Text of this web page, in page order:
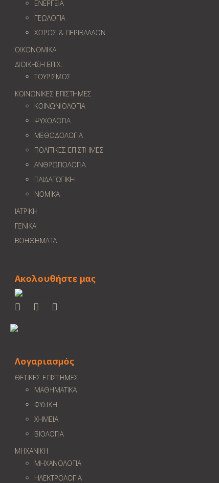
ΕΝΕΡΓΕΙΑ
ΓΕΩΛOΓΙΑ
ΧΩΡΟΣ & ΠΕΡΙΒΑΛΛΟΝ
ΟΙΚΟΝΟΜΙΚΑ
ΔΙΟΙΚΗΣΗ ΕΠΙΧ.
ΤΟΥΡΙΣΜΟΣ
ΚΟΙΝΩΝΙΚΕΣ ΕΠΙΣΤΗΜΕΣ
ΚΟΙΝΩΝΙΟΛΟΓΙΑ
ΨΥΧΟΛΟΓΙΑ
ΜΕΘΟΔΟΛΟΓΙΑ
ΠΟΛΙΤΙΚΕΣ ΕΠΙΣΤΗΜΕΣ
ΑΝΘΡΩΠΟΛΟΓΙΑ
ΠΑΙΔΑΓΩΓΙΚΗ
ΝΟΜΙΚΑ
ΙΑΤΡΙΚΗ
ΓΕΝΙΚΑ
ΒΟΗΘΗΜΑΤΑ
Ακολουθήστε μας
Λογαριασμός
ΘΕΤΙΚΕΣ ΕΠΙΣΤΗΜΕΣ
ΜΑΘΗΜΑΤΙΚΑ
ΦΥΣΙΚΗ
ΧΗΜΕΙΑ
ΒΙΟΛΟΓΙΑ
ΜΗΧΑΝΙΚΗ
ΜΗΧΑΝΟΛΟΓΙΑ
ΗΛΕΚΤΡΟΛΟΓΙΑ